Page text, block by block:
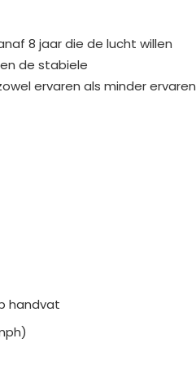
8 jaar die de lucht willen
de stabiele
ervaren als minder ervaren
handvat